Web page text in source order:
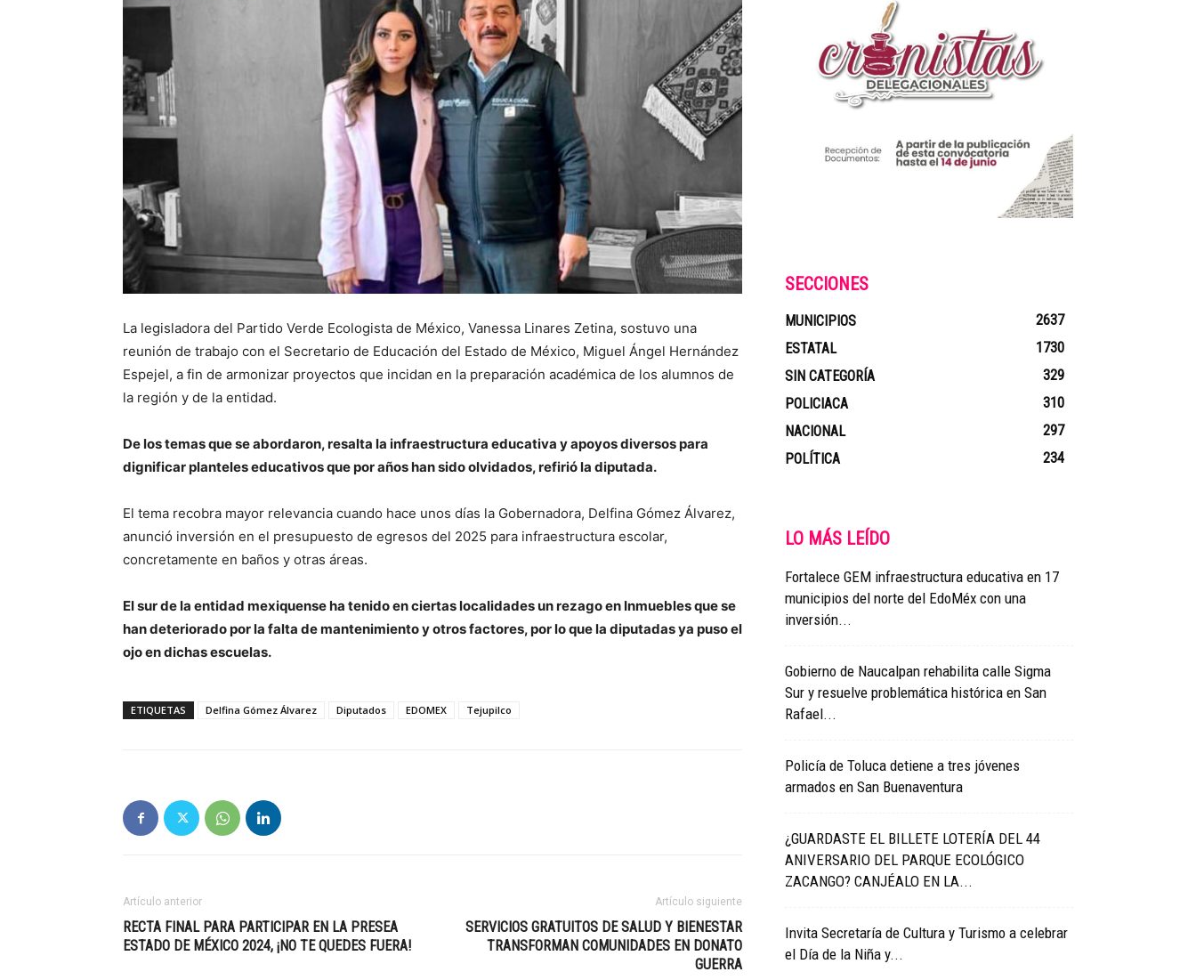
La legisladora del Partido Verde Ecologista de México, Vanessa Linares Zetina, sostuvo una
reunión de trabajo con el Secretario de Educación del Estado de México, Miguel Ángel Hernández
Espejel, a fin de armonizar proyectos que incidan en la preparación académica de los alumnos de
la región y de la entidad.
De los temas que se abordaron, resalta la infraestructura educativa y apoyos diversos para
dignificar planteles educativos que por años han sido olvidados, refirió la diputada.
El tema recobra mayor relevancia cuando hace unos días la Gobernadora, Delfina Gómez Álvarez,
anunció inversión en el presupuesto de egresos del 2025 para infraestructura escolar,
concretamente en baños y otras áreas.
El sur de la entidad mexiquense ha tenido en ciertas localidades un rezago en Inmuebles que se
han deteriorado por la falta de mantenimiento y otros factores, por lo que la diputadas ya puso el
ojo en dichas escuelas.
ETIQUETAS Delfina Gómez Álvarez Diputados EDOMEX Tejupilco
Artículo anterior
RECTA FINAL PARA PARTICIPAR EN LA PRESEA
ESTADO DE MÉXICO 2024, ¡NO TE QUEDES FUERA!
Artículo siguiente
SERVICIOS GRATUITOS DE SALUD Y BIENESTAR
TRANSFORMAN COMUNIDADES EN DONATO
GUERRA
SECCIONES
MUNICIPIOS
2637
ESTATAL
1730
SIN CATEGORÍA
329
POLICIACA
310
NACIONAL
297
POLÍTICA
234
LO MÁS LEÍDO
Fortalece GEM infraestructura educativa en 17
municipios del norte del EdoMéx con una
inversión...
Gobierno de Naucalpan rehabilita calle Sigma
Sur y resuelve problemática histórica en San
Rafael...
Policía de Toluca detiene a tres jóvenes
armados en San Buenaventura
¿GUARDASTE EL BILLETE LOTERÍA DEL 44
ANIVERSARIO DEL PARQUE ECOLÓGICO
ZACANGO? CANJÉALO EN LA...
Invita Secretaría de Cultura y Turismo a celebrar
el Día de la Niña y...